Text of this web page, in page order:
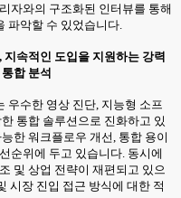
자와의 구조화된 인터뷰를 통해
파악할 수 있었습니다.
속적인 도입을 지원하는 강력
합 분석
우수한 영상 진단, 지능형 소프
통합 솔루션으로 진화하고 있
한 워크플로우 개선, 통합 용이
순위에 두고 있습니다. 동시에
및 상업 전략이 재편되고 있으
시장 진입 접근 방식에 대한 적